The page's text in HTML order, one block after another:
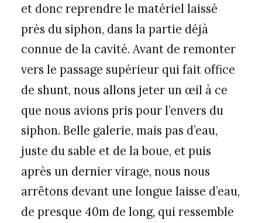
et donc reprendre le matériel laissé
près du siphon, dans la partie déjà
connue de la cavité. Avant de remonter
vers le passage supérieur qui fait office
de shunt, nous allons jeter un œil à ce
que nous avions pris pour l’envers du
siphon. Belle galerie, mais pas d’eau,
juste du sable et de la boue, et puis
après un dernier virage, nous nous
arrêtons devant une longue laisse d’eau,
de presque 40m de long, qui ressemble